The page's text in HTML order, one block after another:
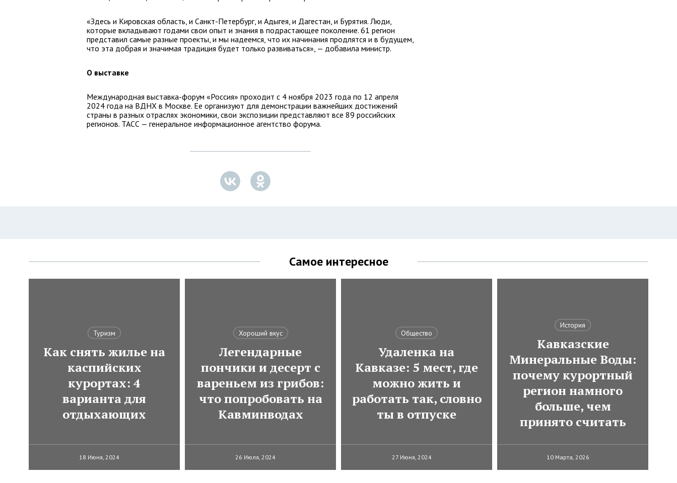
«Здесь и Кировская область, и Санкт-Петербург, и Адыгея, и Дагестан, и Бурятия. Люди,
которые вкладывают годами свои опыт и знания в подрастающее поколение. 61 регион
представил самые разные проекты, и мы надеемся, что их начинания продлятся и в будущем,
что эта добрая и значимая традиция будет только развиваться», — добавила министр.
О выставке
Международная выставка-форум «Россия» проходит с 4 ноября 2023 года по 12 апреля
2024 года на ВДНХ в Москве. Ее организуют для демонстрации важнейших достижений
страны в разных отраслях экономики, свои экспозиции представляют все 89 российских
регионов. ТАСС — генеральное информационное агентство форума.
Самое интересное
Туризм
Как снять жилье на
каспийских
курортах: 4
варианта для
отдыхающих
18 Июня, 2024
Хороший вкус
Легендарные
пончики и десерт с
вареньем из грибов:
что попробовать на
Кавминводах
26 Июля, 2024
Общество
Удаленка на
Кавказе: 5 мест, где
можно жить и
работать так, словно
ты в отпуске
27 Июня, 2024
История
Кавказские
Минеральные Воды:
почему курортный
регион намного
больше, чем
принято считать
10 Марта, 2026